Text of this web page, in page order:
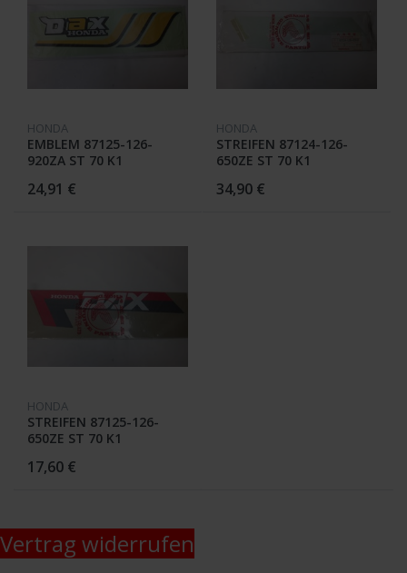
HONDA
EMBLEM 87125-126-
920ZA ST 70 K1
24,91 €
HONDA
STREIFEN 87124-126-
650ZE ST 70 K1
34,90 €
HONDA
STREIFEN 87125-126-
650ZE ST 70 K1
17,60 €
Vertrag widerrufen